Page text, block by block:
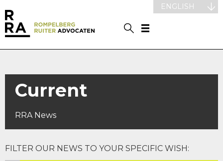
ENGLISH
Current
RRA News
FILTER OUR NEWS TO YOUR SPECIFIC WISH: